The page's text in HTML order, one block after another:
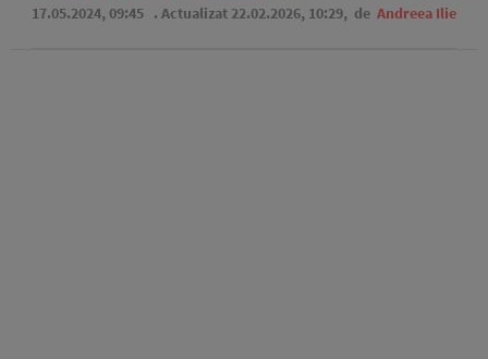
17.05.2024, 09:45 . Actualizat 22.02.2026, 10:29, de Andreea Ilie